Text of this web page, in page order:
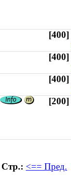
[400]
[400]
[400]
[200]
Стр.: <== Пред.